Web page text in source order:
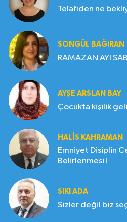
Telafiden ne
SONGÜL BAĞIRAN
RAMAZAN AYI
AYŞE ARSLAN BAY
Çocukta kişilik
HALIS KAHRAMAN
Emniyet Disiplin
Belirlenmesi !
SIKI ADA
Sizler değil biz